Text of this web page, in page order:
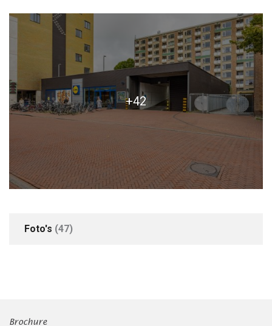
+42
Foto's (47)
Brochure